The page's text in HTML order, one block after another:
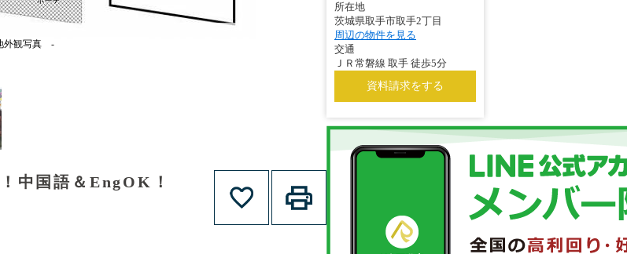
外観写真 -
中国語＆EngOK！
所在地
茨城県取手市取手2丁目
周辺の物件を見る
交通
ＪＲ常磐線 取手 徒歩5分
資料請求をする